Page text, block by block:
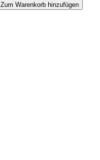
Zum Warenkorb hinzufügen